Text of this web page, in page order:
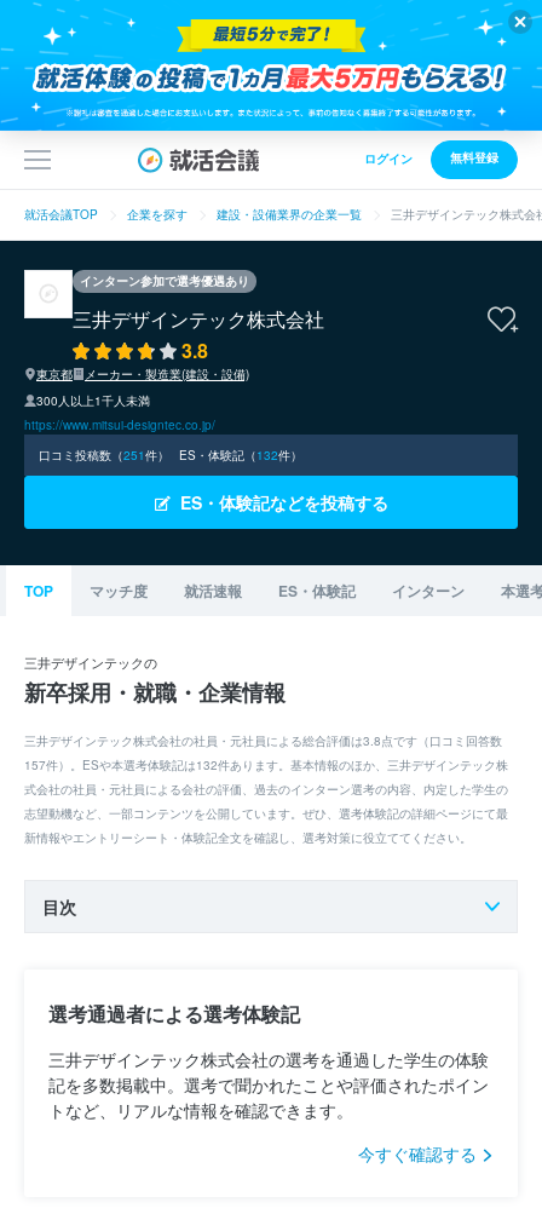
ログイン 無料登録
就活会議TOP 企業を探す 建設・設備業界の企業一覧 三井デザインテック株式
インターン参加で選考優遇あり
三井デザインテック株式会社
3.8
東京都
メーカー・製造業(建設・設備)
300人以上1千人未満
https://www.mitsui-designtec.co.jp/
口コミ投稿数（251件） ES・体験記（132件）
ES・体験記などを投稿する
TOP マッチ度 就活速報 ES・体験記 インターン 本選
三井デザインテックの
新卒採用・就職・企業情報
三井デザインテック株式会社の社員・元社員による総合評価は3.8点です（口コミ回答数
157件）。ESや本選考体験記は132件あります。基本情報のほか、三井デザインテック株
式会社の社員・元社員による会社の評価、過去のインターン選考の内容、内定した学生の
志望動機など、一部コンテンツを公開しています。ぜひ、選考体験記の詳細ページにて最
新情報やエントリーシート・体験記全文を確認し、選考対策に役立ててください。
目次
選考通過者による選考体験記
三井デザインテック株式会社の選考を通過した学生の体験
記を多数掲載中。選考で聞かれたことや評価されたポイン
トなど、リアルな情報を確認できます。
今すぐ確認する